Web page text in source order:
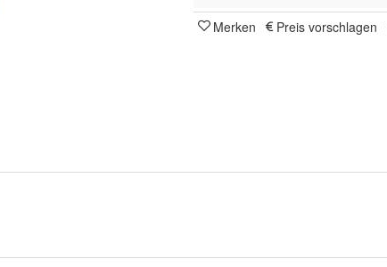
Merken Preis vorschlagen